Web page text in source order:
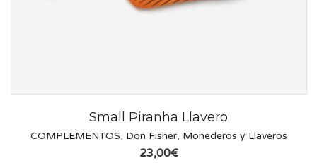
Small Piranha Llavero
COMPLEMENTOS, Don Fisher, Monederos y Llaveros
23,00€